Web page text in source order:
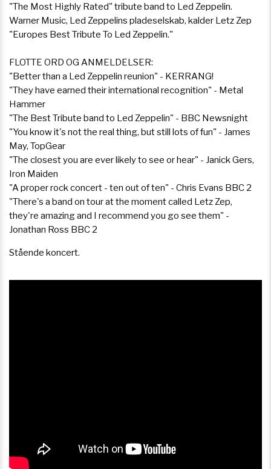
"The Most Highly Rated" tribute band to Led Zeppelin.
Warner Music, Led Zeppelins pladeselskab, kalder Letz Zep
"Europes Best Tribute To Led Zeppelin."
FLOTTE ORD OG ANMELDELSER:
"Better than a Led Zeppelin reunion" - KERRANG!
"They have earned their international recognition" - Metal
Hammer
"The Best Tribute band to Led Zeppelin" - BBC Newsnight
"You know it's not the real thing, but still lots of fun" - James
May, TopGear
"The closest you are ever likely to see or hear" - Janick Gers,
Iron Maiden
"A proper rock concert - ten out of ten" - Chris Evans BBC 2
"There's a band on tour at the moment called Letz Zep,
they're amazing and I recommend you go see them" -
Jonathan Ross BBC 2
Stående koncert.